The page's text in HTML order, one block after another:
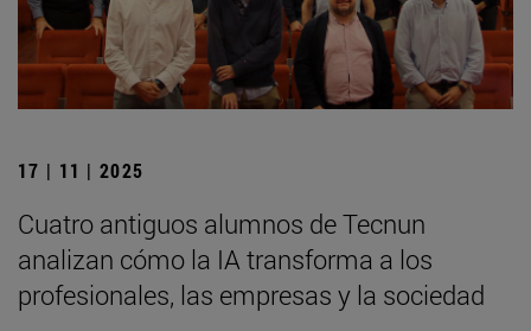
17 | 11 | 2025
Cuatro antiguos alumnos de Tecnun
analizan cómo la IA transforma a los
profesionales, las empresas y la sociedad